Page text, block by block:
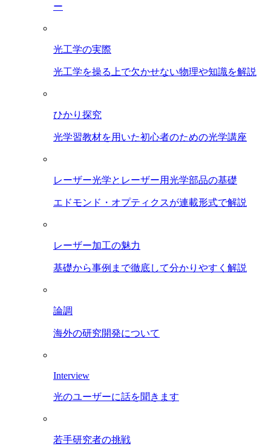
ー
光工学の実際
光工学を操る上で欠かせない物理や知識を解説
ひかり探究
光学習教材を用いた初心者のための光学講座
レーザー光学とレーザー用光学部品の基礎
エドモンド・オプティクスが連載形式で解説
レーザー加工の魅力
基礎から事例まで徹底して分かりやすく解説
論調
海外の研究開発について
Interview
光のユーザーに話を聞きます
若手研究者の挑戦